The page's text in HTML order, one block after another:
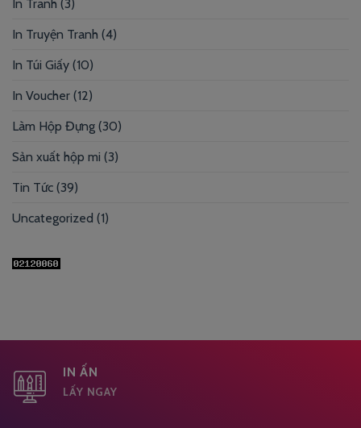
In Tranh (3)
In Truyện Tranh (4)
In Túi Giấy (10)
In Voucher (12)
Làm Hộp Đựng (30)
Sản xuất hộp mi (3)
Tin Tức (39)
Uncategorized (1)
IN ẤN
LẤY NGAY